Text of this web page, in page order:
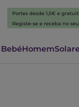
Portes desde 1,5€ e
Registe-se e receba no
BebéHomem